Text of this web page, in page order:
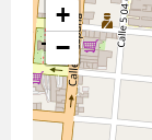
+
−